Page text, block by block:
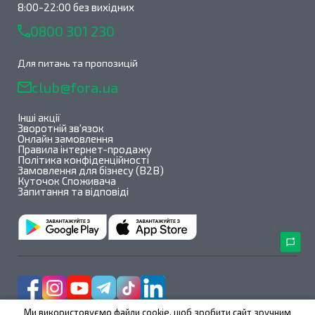
8:00-22:00 без вихідних
0800 301 230
Для питань та пропозицій
club@fora.ua
Інші акції
Зворотній зв'язок
Онлайн замовлення
Правила інтернет-продажу
Політика конфіденційності
Замовлення для бізнесу (B2B)
Куточок Споживача
Запитання та відповіді
Ми використовуємо файли cookie, щоб зробити сайт зручним